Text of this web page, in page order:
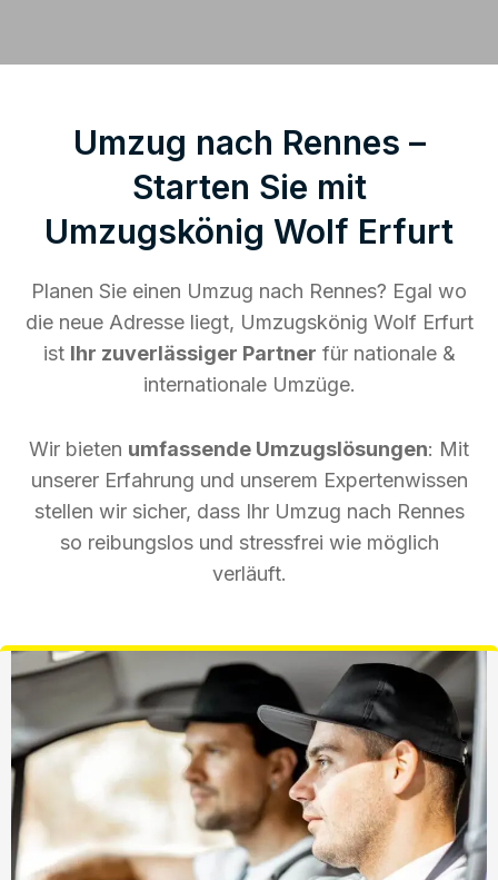
Umzug nach Rennes –
Starten Sie mit
Umzugskönig Wolf Erfurt
Planen Sie einen Umzug nach Rennes? Egal wo
die neue Adresse liegt, Umzugskönig Wolf Erfurt
ist Ihr zuverlässiger Partner für nationale &
internationale Umzüge.
Wir bieten umfassende Umzugslösungen: Mit
unserer Erfahrung und unserem Expertenwissen
stellen wir sicher, dass Ihr Umzug nach Rennes
so reibungslos und stressfrei wie möglich
verläuft.